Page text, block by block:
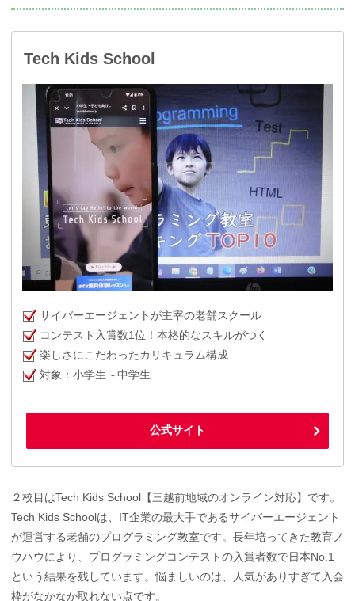
Tech Kids School
サイバーエージェントが主宰の老舗スクール
コンテスト入賞数1位！本格的なスキルがつく
楽しさにこだわったカリキュラム構成
対象：小学生～中学生
公式サイト
２校目はTech Kids School【三越前地域のオンライン対応】です。
Tech Kids Schoolは、IT企業の最大手であるサイバーエージェント
が運営する老舗のプログラミング教室です。長年培ってきた教育ノ
ウハウにより、プログラミングコンテストの入賞者数で日本No.1
という結果を残しています。悩ましいのは、人気がありすぎて入会
枠がなかなか取れない点です。